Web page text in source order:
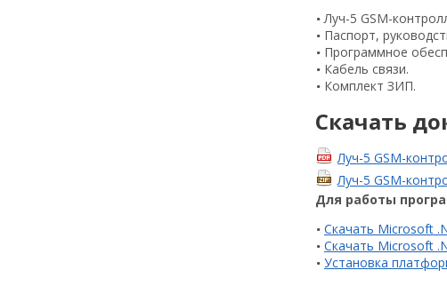
Луч-5 GSM-
Паспорт,
Программное
Кабель связи.
Комплект ЗИП.
Скачать
Луч-5 GSM-
Луч-5 GSM-
Для работы
Скачать Microsoft
Скачать Microsoft
Установка